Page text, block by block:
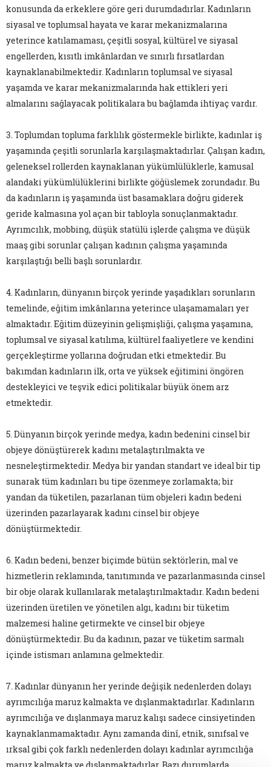
konusunda da erkeklere göre geri durumdadırlar. Kadınların
siyasal ve toplumsal hayata ve karar mekanizmalarına
yeterince katılamaması, çeşitli sosyal, kültürel ve siyasal
engellerden, kısıtlı imkânlardan ve sınırlı fırsatlardan
kaynaklanabilmektedir. Kadınların toplumsal ve siyasal
yaşamda ve karar mekanizmalarında hak ettikleri yeri
almalarını sağlayacak politikalara bu bağlamda ihtiyaç vardır.
3. Toplumdan topluma farklılık göstermekle birlikte, kadınlar iş
yaşamında çeşitli sorunlarla karşılaşmaktadırlar. Çalışan kadın,
geleneksel rollerden kaynaklanan yükümlülüklerle, kamusal
alandaki yükümlülüklerini birlikte göğüslemek zorundadır. Bu
da kadınların iş yaşamında üst basamaklara doğru giderek
geride kalmasına yol açan bir tabloyla sonuçlanmaktadır.
Ayrımcılık, mobbing, düşük statülü işlerde çalışma ve düşük
maaş gibi sorunlar çalışan kadının çalışma yaşamında
karşılaştığı belli başlı sorunlardır.
4. Kadınların, dünyanın birçok yerinde yaşadıkları sorunların
temelinde, eğitim imkânlarına yeterince ulaşamamaları yer
almaktadır. Eğitim düzeyinin gelişmişliği, çalışma yaşamına,
toplumsal ve siyasal katılıma, kültürel faaliyetlere ve kendini
gerçekleştirme yollarına doğrudan etki etmektedir. Bu
bakımdan kadınların ilk, orta ve yüksek eğitimini öngören
destekleyici ve teşvik edici politikalar büyük önem arz
etmektedir.
5. Dünyanın birçok yerinde medya, kadın bedenini cinsel bir
objeye dönüştürerek kadını metalaştırılmakta ve
nesneleştirmektedir. Medya bir yandan standart ve ideal bir tip
sunarak tüm kadınları bu tipe özenmeye zorlamakta; bir
yandan da tüketilen, pazarlanan tüm objeleri kadın bedeni
üzerinden pazarlayarak kadını cinsel bir objeye
dönüştürmektedir.
6. Kadın bedeni, benzer biçimde bütün sektörlerin, mal ve
hizmetlerin reklamında, tanıtımında ve pazarlanmasında cinsel
bir obje olarak kullanılarak metalaştırılmaktadır. Kadın bedeni
üzerinden üretilen ve yönetilen algı, kadını bir tüketim
malzemesi haline getirmekte ve cinsel bir objeye
dönüştürmektedir. Bu da kadının, pazar ve tüketim sarmalı
içinde istismarı anlamına gelmektedir.
7. Kadınlar dünyanın her yerinde değişik nedenlerden dolayı
ayrımcılığa maruz kalmakta ve dışlanmaktadırlar. Kadınların
ayrımcılığa ve dışlanmaya maruz kalışı sadece cinsiyetinden
kaynaklanmamaktadır. Aynı zamanda dinî, etnik, sınıfsal ve
ırksal gibi çok farklı nedenlerden dolayı kadınlar ayrımcılığa